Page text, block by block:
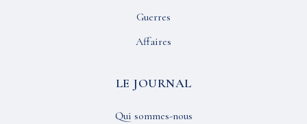
Guerres
Affaires
LE JOURNAL
Qui sommes-nous